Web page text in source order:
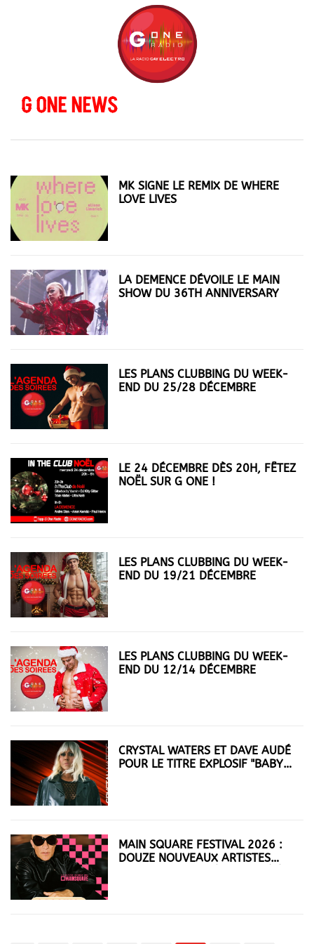
G ONE NEWS
MK SIGNE LE REMIX DE WHERE
LOVE LIVES
LA DEMENCE DÉVOILE LE MAIN
SHOW DU 36TH ANNIVERSARY
LES PLANS CLUBBING DU WEEK-
END DU 25/28 DÉCEMBRE
LE 24 DÉCEMBRE DÈS 20H, FÊTEZ
NOËL SUR G ONE !
LES PLANS CLUBBING DU WEEK-
END DU 19/21 DÉCEMBRE
LES PLANS CLUBBING DU WEEK-
END DU 12/14 DÉCEMBRE
CRYSTAL WATERS ET DAVE AUDÉ
POUR LE TITRE EXPLOSIF "BABY
MAIN SQUARE FESTIVAL 2026 :
DOUZE NOUVEAUX ARTISTES